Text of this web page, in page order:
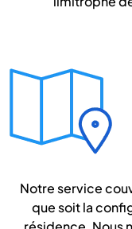
Notre service
que soit la